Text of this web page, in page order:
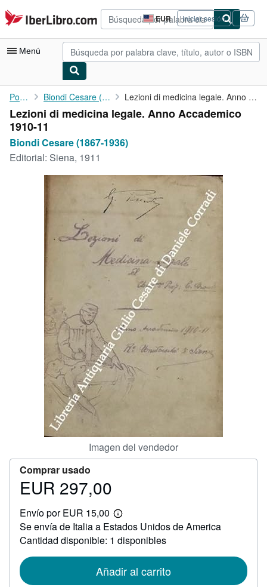
Pasar al contenido principal
IberLibro.com EUR
Preferencias
de
compra
del
Iniciar sesión
Menú
Mi cuenta
Consultar mis pedidos
Búsqueda avanzada
Colecciones
Libros antiguos
Comenzar a vender
CERRAR
Portada Biondi Cesare (1867-1936) Lezioni di medicina legale. Anno Accademico 1910-11
Lezioni di medicina legale. Anno Accademico
1910-11
Biondi Cesare (1867-1936)
Editorial: Siena, 1911
Imagen del vendedor
Comprar usado
Precio
297,00
EUR 297,00
Envío por EUR 15,00
Más
información
sobre
las
envío
Se envía de Italia a Estados Unidos de America
Cantidad disponible: 1 disponibles
Añadir al carrito